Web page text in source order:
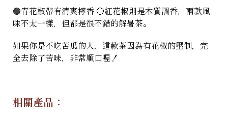
🟢青花椒帶有清爽檸香 🔴紅花椒則是木質調香，兩款風
味不太一樣，但都是很不錯的解暑茶。
如果你是不吃苦瓜的人，這款茶因為有花椒的壓制，完
全去除了苦味，非常順口喔！
相關產品：